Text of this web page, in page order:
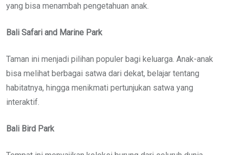
yang bisa menambah pengetahuan anak.
Bali Safari and Marine Park
Taman ini menjadi pilihan populer bagi keluarga. Anak-anak
bisa melihat berbagai satwa dari dekat, belajar tentang
habitatnya, hingga menikmati pertunjukan satwa yang
interaktif.
Bali Bird Park